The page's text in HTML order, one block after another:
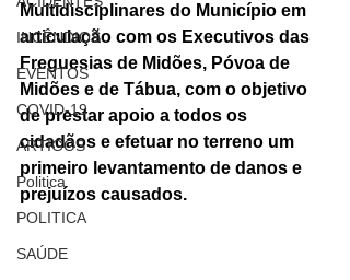
INCÊNDIOS
EVENTOS
COVID-19
ARTIGOS
Politica
POLITICA
SAÚDE
Multidisciplinares do Município em
articulação com os Executivos das
Freguesias de Midões, Póvoa de
Midões e de Tábua, com o objetivo
de prestar apoio a todos os
cidadãos e efetuar no terreno um
primeiro levantamento de danos e
prejuízos causados.